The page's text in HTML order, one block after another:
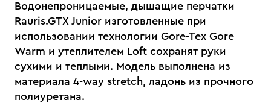
Водонепроницаемые, дышащие перчатки
Rauris.GTX Junior изготовленные при
использовании технологии Gore-Tex Gore
Warm и утеплителем Loft сохранят руки
сухими и теплыми. Модель выполнена из
материала 4-way stretch, ладонь из прочного
полиуретана.